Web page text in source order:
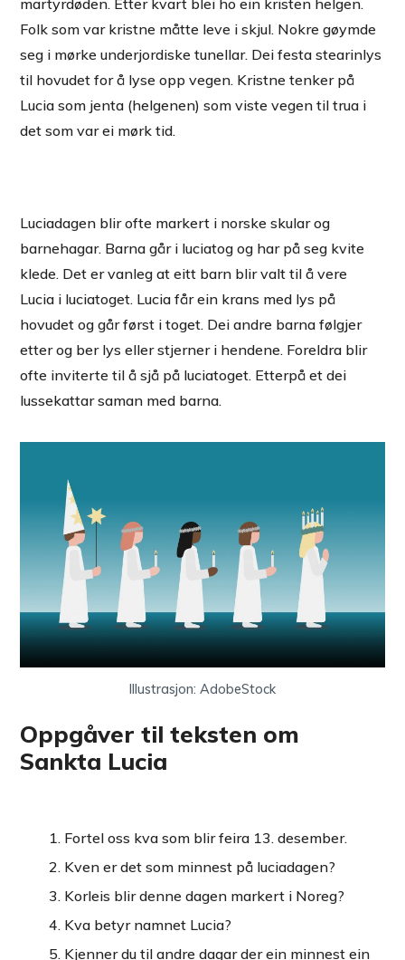
Folk som var kristne måtte leve i skjul. Nokre gøymde
seg i mørke underjordiske tunellar. Dei festa stearinlys
til hovudet for å lyse opp vegen. Kristne tenker på
Lucia som jenta (helgenen) som viste vegen til trua i
det som var ei mørk tid.
Luciadagen blir ofte markert i norske skular og
barnehagar. Barna går i luciatog og har på seg kvite
klede. Det er vanleg at eitt barn blir valt til å vere
Lucia i luciatoget. Lucia får ein krans med lys på
hovudet og går først i toget. Dei andre barna følgjer
etter og ber lys eller stjerner i hendene. Foreldra blir
ofte inviterte til å sjå på luciatoget. Etterpå et dei
lussekattar saman med barna.
Illustrasjon: AdobeStock
Oppgåver til teksten om
Sankta Lucia
Fortel oss kva som blir feira 13. desember.
Kven er det som minnest på luciadagen?
Korleis blir denne dagen markert i Noreg?
Kva betyr namnet Lucia?
Kjenner du til andre dagar der ein minnest ein